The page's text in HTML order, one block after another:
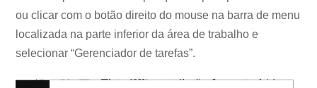
ou clicar com o botão direito do mouse na barra de menu
localizada na parte inferior da área de trabalho e
selecionar “Gerenciador de tarefas”.